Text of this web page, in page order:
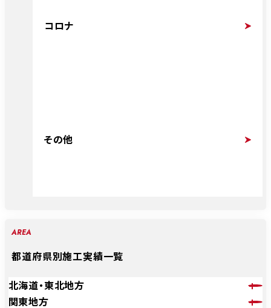
コロナ
その他
AREA
都道府県別施工実績一覧
北海道・東北地方
関東地方